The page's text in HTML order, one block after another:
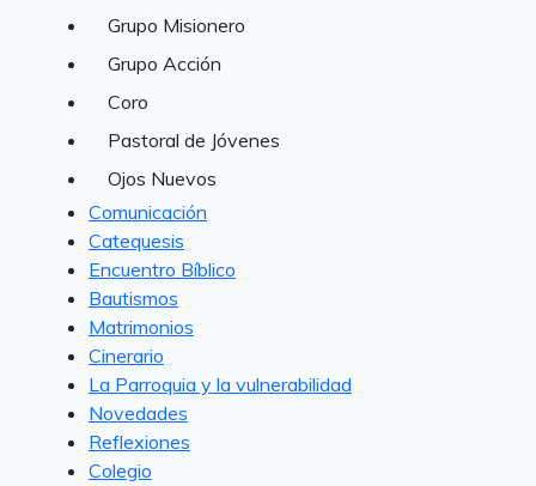
Grupo Misionero
Grupo Acción
Coro
Pastoral de Jóvenes
Ojos Nuevos
Comunicación
Catequesis
Encuentro Bíblico
Bautismos
Matrimonios
Cinerario
La Parroquia y la vulnerabilidad
Novedades
Reflexiones
Colegio